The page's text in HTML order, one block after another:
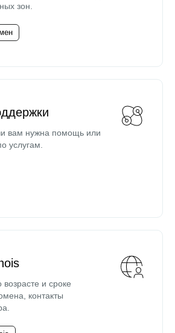
зон.
вам нужна помощь или
услугам.
и сроке
контакты